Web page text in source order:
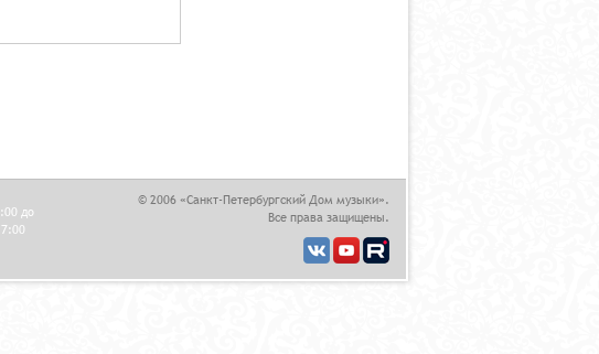
до
© 2006 «Санкт-Петербургский Дом музыки».
Все права защищены.